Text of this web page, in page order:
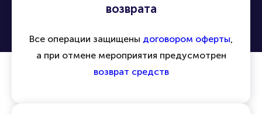
возврата
Все операции защищены договором оферты,
а при отмене мероприятия предусмотрен
возврат средств